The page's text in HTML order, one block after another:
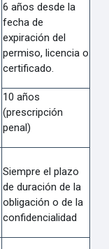
6 años desde la
fecha de
expiración del
permiso, licencia o
certificado.
10 años
(prescripción
penal)
Siempre el plazo
de duración de la
obligación o de la
confidencialidad